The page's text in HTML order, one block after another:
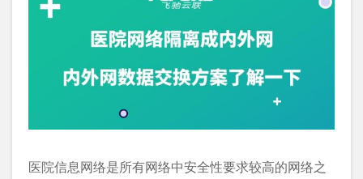
医院信息网络是所有网络中安全性要求较高的网络之